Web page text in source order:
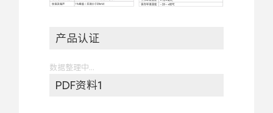
产品认证
数据整理中...
PDF资料1